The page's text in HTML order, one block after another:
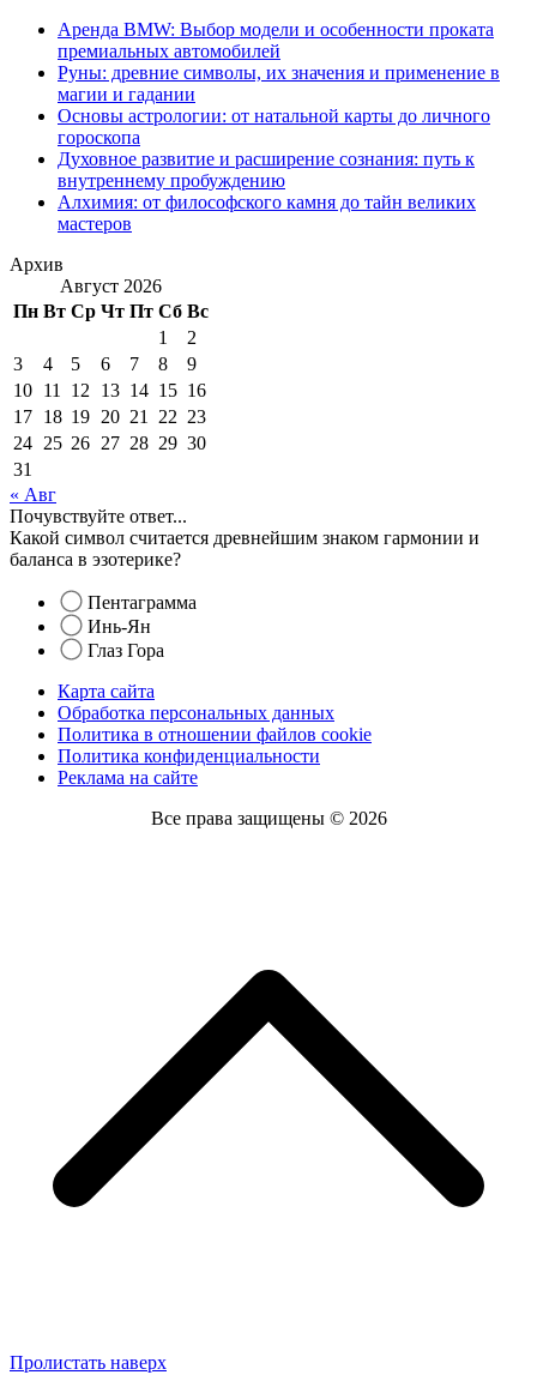
Аренда BMW: Выбор модели и особенности проката
премиальных автомобилей
Руны: древние символы, их значения и применение в
магии и гадании
Основы астрологии: от натальной карты до личного
гороскопа
Духовное развитие и расширение сознания: путь к
внутреннему пробуждению
Алхимия: от философского камня до тайн великих
мастеров
Архив
Август 2026
Пн Вт Ср Чт Пт Сб Вс
1
2
3
4 5 6 7 8
9
10 11 12 13 14 15 16
17 18 19 20 21 22 23
24 25 26 27 28 29 30
31
« Авг
Почувствуйте ответ...
Какой символ считается древнейшим знаком гармонии и
баланса в эзотерике?
Пентаграмма
Инь-Ян
Глаз Гора
Карта сайта
Обработка персональных данных
Политика в отношении файлов cookie
Политика конфиденциальности
Реклама на сайте
Все права защищены © 2026
Пролистать наверх